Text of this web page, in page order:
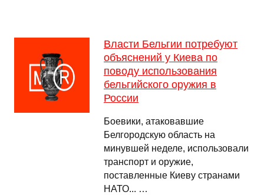
Власти Бельгии потребуют
объяснений у Киева по
поводу использования
бельгийского оружия в
России
Боевики, атаковавшие
Белгородскую область на
минувшей неделе, использовали
транспорт и оружие,
поставленные Киеву странами
НАТО... …